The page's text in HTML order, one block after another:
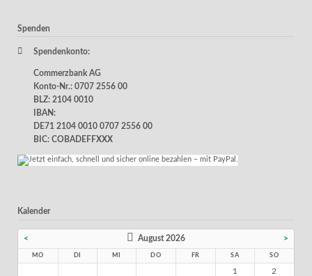
Spenden
Spendenkonto:
Commerzbank AG
Konto-Nr.: 0707 2556 00
BLZ: 2104 0010
IBAN:
DE71 2104 0010 0707 2556 00
BIC: COBADEFFXXX
Kalender
< August 2026 >
MO DI MI DO FR SA SO
1 2